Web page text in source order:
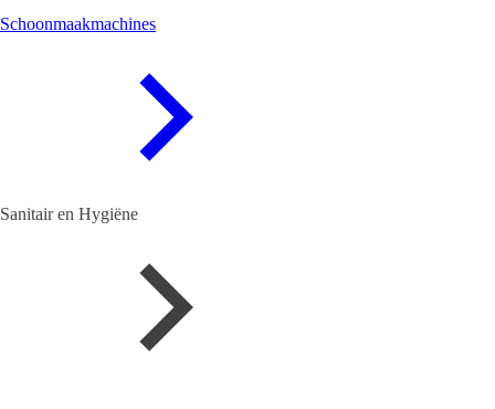
Schoonmaakmachines
Sanitair en Hygiëne